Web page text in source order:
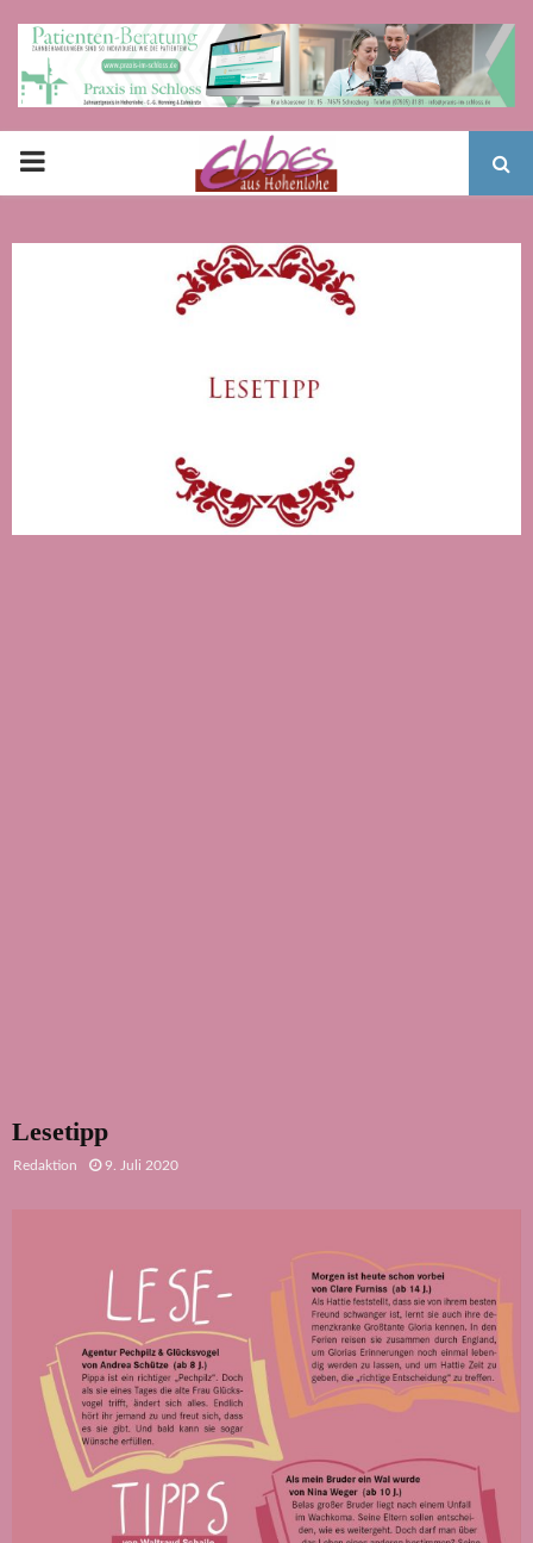
PRIMARY
Lesetipp
Redaktion 9. Juli 2020